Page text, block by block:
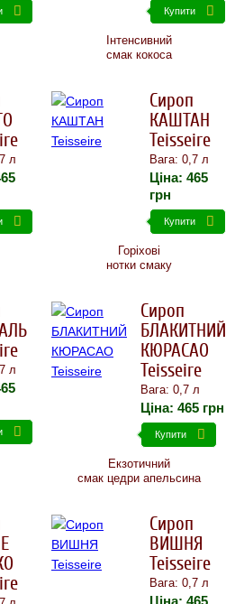
Купити
Інтенсивний
смак кокоса
л
Сироп
КАШТАН
Teisseire
Вага: 0,7 л
Ціна: 465
грн
Купити
Горіхові
нотки смаку
л
Сироп
БЛАКИТНИЙ
КЮРАСАО
Teisseire
Вага: 0,7 л
Ціна: 465 грн
Купити
Екзотичний
смак цедри апельсина
Сироп
ВИШНЯ
Teisseire
Вага: 0,7 л
Ціна: 465